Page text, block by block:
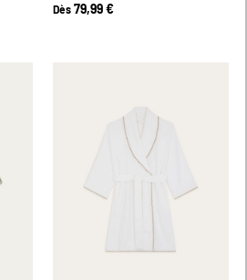
Dès 79,99 €